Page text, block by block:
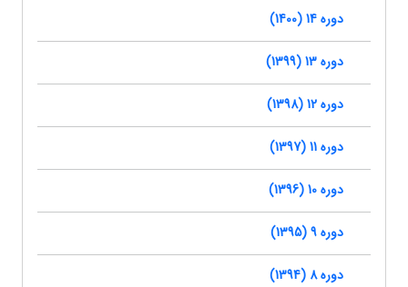
دوره 14 (1400)
دوره 13 (1399)
دوره 12 (1398)
دوره 11 (1397)
دوره 10 (1396)
دوره 9 (1395)
دوره 8 (1394)